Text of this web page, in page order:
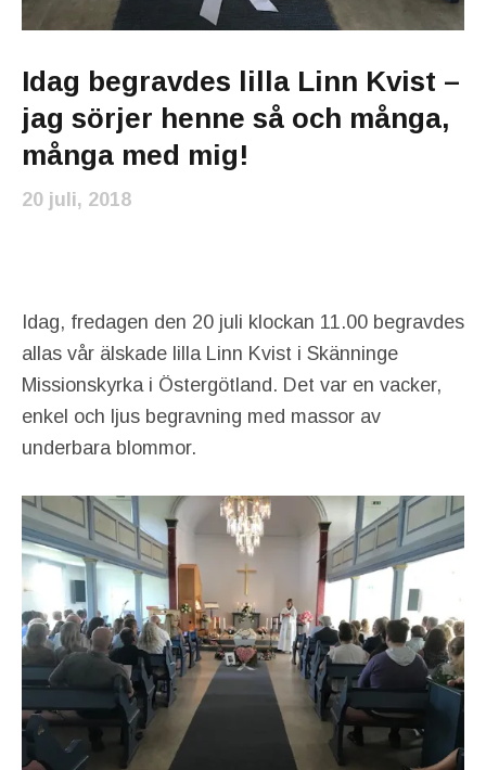
Idag begravdes lilla Linn Kvist –
jag sörjer henne så och många,
många med mig!
20 juli, 2018
Idag, fredagen den 20 juli klockan 11.00 begravdes
allas vår älskade lilla Linn Kvist i Skänninge
Missionskyrka i Östergötland. Det var en vacker,
enkel och ljus begravning med massor av
underbara blommor.